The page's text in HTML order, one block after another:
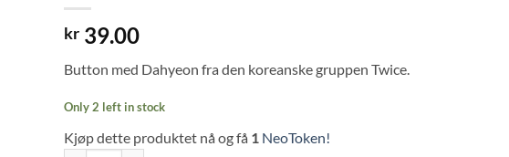
kr39.00
Button med Dahyeon fra den koreanske gruppen Twice.
Only 2 left in stock
Kjøp dette produktet nå og få 1 NeoToken!